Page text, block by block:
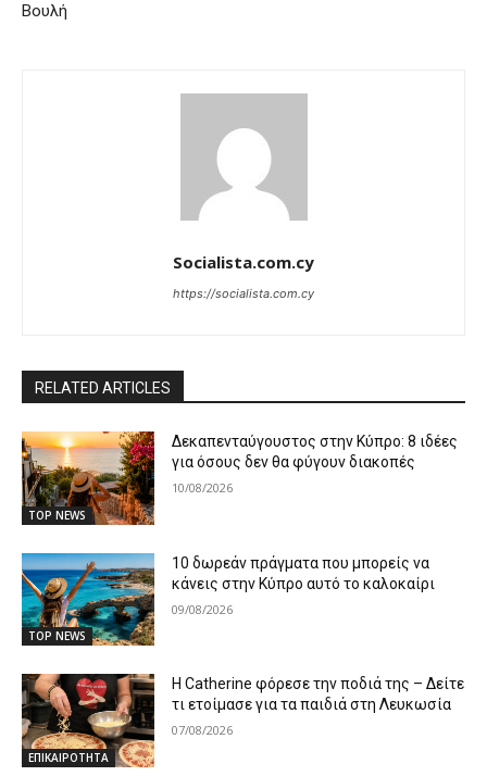
Βουλή
Socialista.com.cy
https://socialista.com.cy
RELATED ARTICLES
TOP NEWS
Δεκαπενταύγουστος στην Κύπρο: 8 ιδέες
για όσους δεν θα φύγουν διακοπές
10/08/2026
TOP NEWS
10 δωρεάν πράγματα που μπορείς να
κάνεις στην Κύπρο αυτό το καλοκαίρι
09/08/2026
ΕΠΙΚΑΙΡΟΤΗΤΑ
Η Catherine φόρεσε την ποδιά της – Δείτε
τι ετοίμασε για τα παιδιά στη Λευκωσία
07/08/2026